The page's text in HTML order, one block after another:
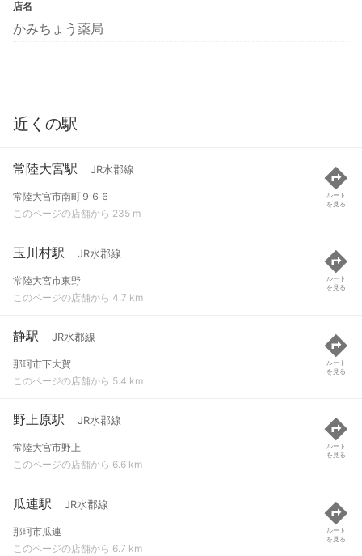
店名
かみちょう薬局
近くの駅
常陸大宮駅 JR水郡線
常陸大宮市南町９６６
このページの店舗から 235 m
ルート
を見る
玉川村駅 JR水郡線
常陸大宮市東野
このページの店舗から 4.7 km
ルート
を見る
静駅 JR水郡線
那珂市下大賀
このページの店舗から 5.4 km
ルート
を見る
野上原駅 JR水郡線
常陸大宮市野上
このページの店舗から 6.6 km
ルート
を見る
瓜連駅 JR水郡線
那珂市瓜連
このページの店舗から 6.7 km
ルート
を見る